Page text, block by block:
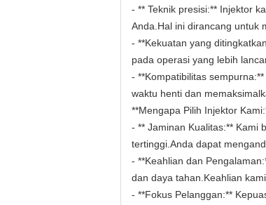
- ** Teknik presisi:** Injektor
Anda.Hal ini dirancang untuk
- **Kekuatan yang
pada operasi yang lebih
- **Kompatibilitas
waktu henti dan
**Mengapa Pilih Injektor
- ** Jaminan Kualitas:** Kami
tertinggi.Anda dapat
- **Keahlian dan
dan daya tahan.Keahlian
- **Fokus Pelanggan:**